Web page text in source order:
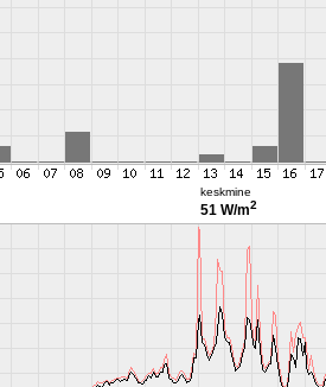
keskmine
51 W/m2